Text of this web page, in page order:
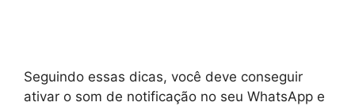
Seguindo essas dicas, você deve conseguir
ativar o som de notificação no seu WhatsApp e